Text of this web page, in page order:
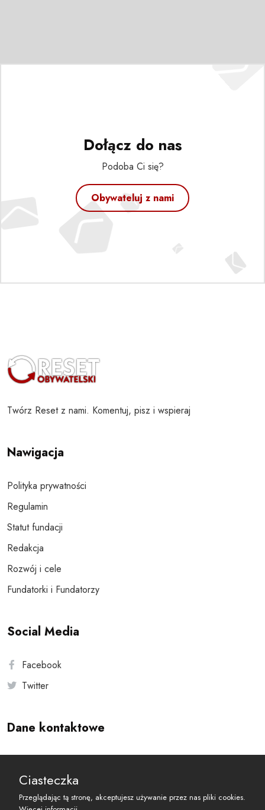
Dołącz do nas
Podoba Ci się?
Obywateluj z nami
Twórz Reset z nami. Komentuj, pisz i wspieraj
Nawigacja
Polityka prywatności
Regulamin
Statut fundacji
Redakcja
Rozwój i cele
Fundatorki i Fundatorzy
Social Media
Facebook
Twitter
Dane kontaktowe
reset@resetobywatelski.pl
Ciasteczka
Przeglądając tą stronę, akceptujesz używanie przez nas pliki cookies.